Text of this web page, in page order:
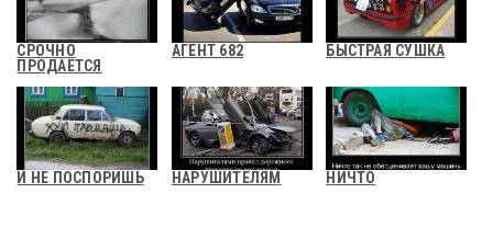
СРОЧНО
ПРОДАЕТСЯ
АГЕНТ 682 БЫСТРАЯ СУШКА
И НЕ ПОСПОРИШЬ НАРУШИТЕЛЯМ НИЧТО